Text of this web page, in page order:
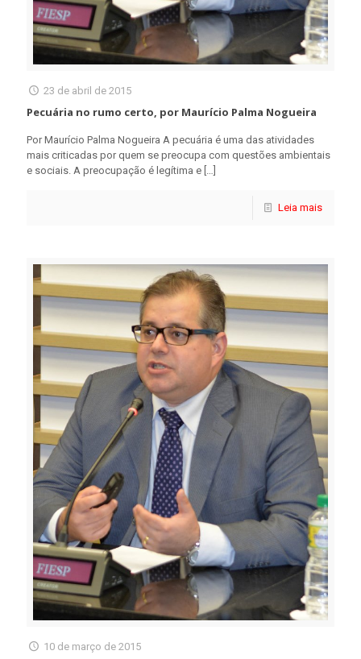
23 de abril de 2015
Pecuária no rumo certo, por Maurício Palma Nogueira
Por Maurício Palma Nogueira A pecuária é uma das atividades
mais criticadas por quem se preocupa com questões ambientais
e sociais. A preocupação é legítima e […]
Leia mais
10 de março de 2015